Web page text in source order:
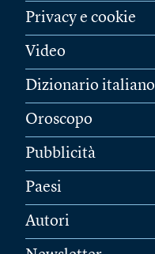
Privacy e cookie
Video
Dizionario italiano
Oroscopo
Pubblicità
Paesi
Autori